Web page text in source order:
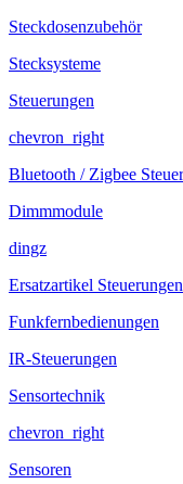
Steckdosenzubehör
Stecksysteme
Steuerungen
chevron_right
Bluetooth / Zigbee
Dimmmodule
dingz
Ersatzartikel Steuerungen
Funkfernbedienungen
IR-Steuerungen
Sensortechnik
chevron_right
Sensoren